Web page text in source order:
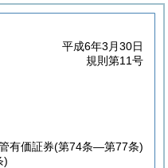
平成6年3月30日
規則第11号
有価証券(第74条―第77条)
)